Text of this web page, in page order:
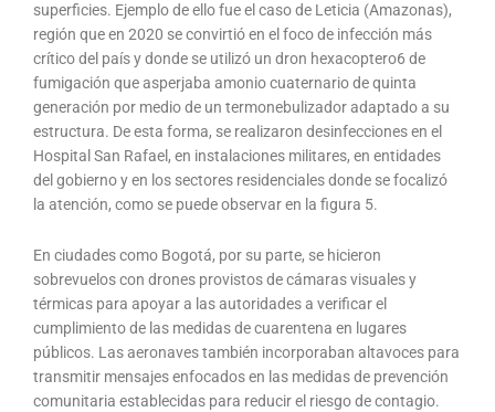
superficies. Ejemplo de ello fue el caso de Leticia (Amazonas),
región que en 2020 se convirtió en el foco de infección más
crítico del país y donde se utilizó un dron hexacoptero6 de
fumigación que asperjaba amonio cuaternario de quinta
generación por medio de un termonebulizador adaptado a su
estructura. De esta forma, se realizaron desinfecciones en el
Hospital San Rafael, en instalaciones militares, en entidades
del gobierno y en los sectores residenciales donde se focalizó
la atención, como se puede observar en la figura 5.
En ciudades como Bogotá, por su parte, se hicieron
sobrevuelos con drones provistos de cámaras visuales y
térmicas para apoyar a las autoridades a verificar el
cumplimiento de las medidas de cuarentena en lugares
públicos. Las aeronaves también incorporaban altavoces para
transmitir mensajes enfocados en las medidas de prevención
comunitaria establecidas para reducir el riesgo de contagio.